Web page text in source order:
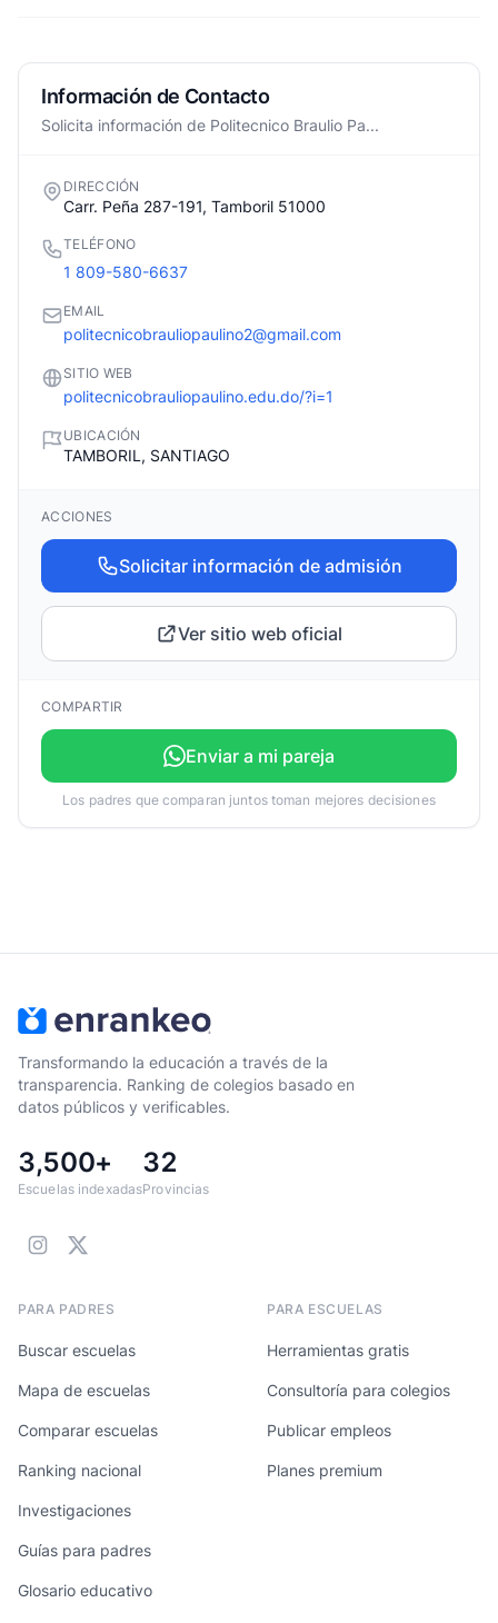
Información de Contacto
Solicita información de Politecnico Braulio Pa...
DIRECCIÓN
Carr. Peña 287-191, Tamboril 51000
TELÉFONO
1 809-580-6637
EMAIL
politecnicobrauliopaulino2@gmail.com
SITIO WEB
politecnicobrauliopaulino.edu.do/?i=1
UBICACIÓN
TAMBORIL, SANTIAGO
ACCIONES
Solicitar información de admisión
Ver sitio web oficial
COMPARTIR
Enviar a mi pareja
Los padres que comparan juntos toman mejores decisiones
Transformando la educación a través de la
transparencia. Ranking de colegios basado en
datos públicos y verificables.
3,500+
Escuelas indexadas
32
Provincias
PARA PADRES
Buscar escuelas
Mapa de escuelas
Comparar escuelas
Ranking nacional
Investigaciones
Guías para padres
Glosario educativo
PARA ESCUELAS
Herramientas gratis
Consultoría para colegios
Publicar empleos
Planes premium